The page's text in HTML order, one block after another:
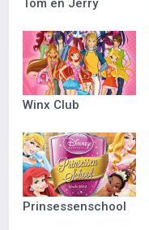
Tom en Jerry
Winx Club
Prinsessenschool